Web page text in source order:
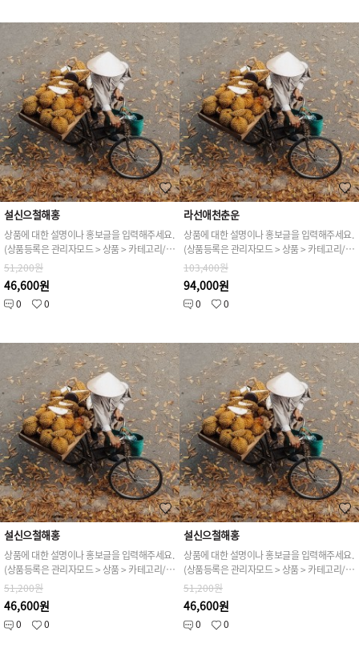
설신으철해홍
상품에 대한 설명이나 홍보글을 입력해주세요.
(상품등록은 관리자모드 > 상품 > 카테고리/상품관리 > 상품등록 가능)
51,200원
46,600원
0 0
라선애천춘운
상품에 대한 설명이나 홍보글을 입력해주세요.
(상품등록은 관리자모드 > 상품 > 카테고리/상품관리 > 상품등록 가능)
103,400원
94,000원
0 0
설신으철해홍
상품에 대한 설명이나 홍보글을 입력해주세요.
(상품등록은 관리자모드 > 상품 > 카테고리/상품관리 > 상품등록 가능)
51,200원
46,600원
0 0
설신으철해홍
상품에 대한 설명이나 홍보글을 입력해주세요.
(상품등록은 관리자모드 > 상품 > 카테고리/상품관리 > 상품등록 가능)
51,200원
46,600원
0 0